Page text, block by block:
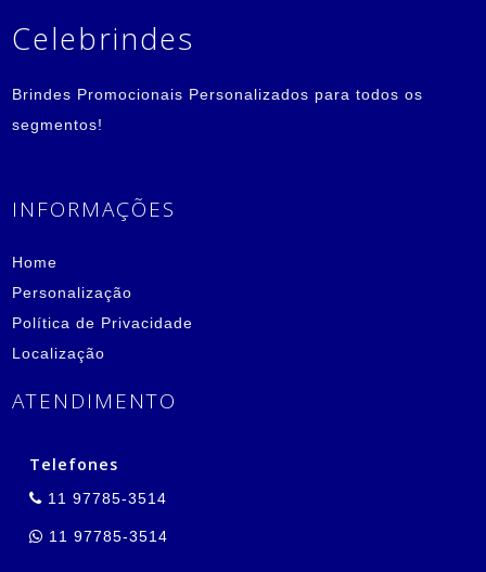
Celebrindes
Brindes Promocionais Personalizados para todos os
segmentos!
INFORMAÇÕES
Home
Personalização
Política de Privacidade
Localização
ATENDIMENTO
Telefones
11 97785-3514
11 97785-3514